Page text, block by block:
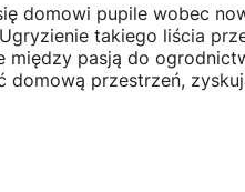
domowi pupile wobec
takiego liścia
pasją do
przestrzeń,